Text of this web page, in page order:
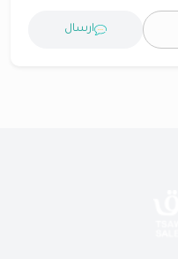
ارسال